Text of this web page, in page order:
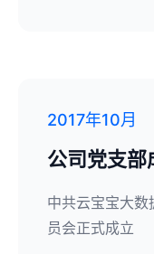
2017年10月
公司党支部
中共云宝宝大
员会正式成立